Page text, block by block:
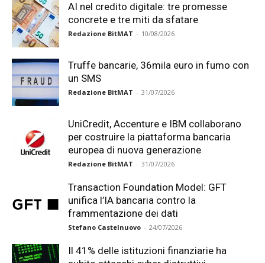
AI nel credito digitale: tre promesse
concrete e tre miti da sfatare
Redazione BitMAT - 10/08/2026
Truffe bancarie, 36mila euro in fumo con
un SMS
Redazione BitMAT - 31/07/2026
UniCredit, Accenture e IBM collaborano
per costruire la piattaforma bancaria
europea di nuova generazione
Redazione BitMAT - 31/07/2026
Transaction Foundation Model: GFT
unifica l’IA bancaria contro la
frammentazione dei dati
Stefano Castelnuovo - 24/07/2026
Il 41% delle istituzioni finanziarie ha